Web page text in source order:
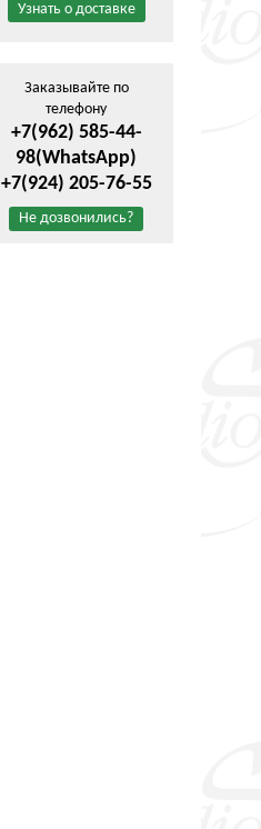
Узнать о доставке
Заказывайте по
телефону
+7(962) 585-44-
98(WhatsApp)
+7(924) 205-76-55
Не дозвонились?